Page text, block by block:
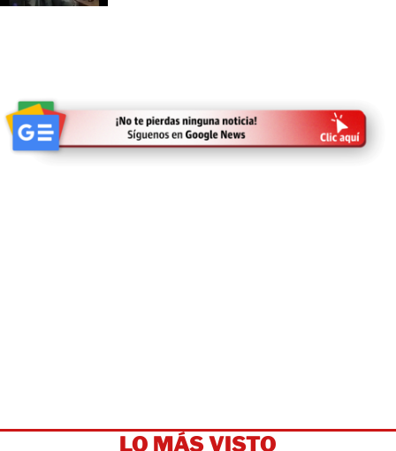
LO MÁS VISTO